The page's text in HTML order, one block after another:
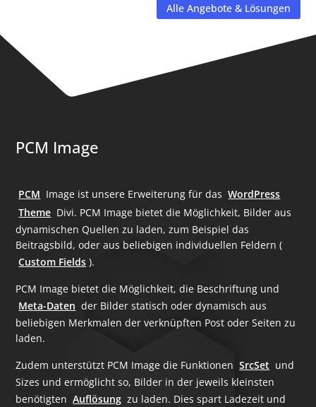
Alle Angebote & Lösungen
PCM Image
PCM Image ist unsere Erweiterung für das WordPress
Theme Divi. PCM Image bietet die Möglichkeit, Bilder aus
dynamischen Quellen zu laden, zum Beispiel das
Beitragsbild, oder aus beliebigen individuellen Feldern (
Custom Fields ).
PCM Image bietet die Möglichkeit, die Beschriftung und
Meta-Daten der Bilder statisch oder dynamisch aus
beliebigen Merkmalen der verknüpften Post oder Seiten zu
laden.
Zudem unterstützt PCM Image die Funktionen SrcSet und
Sizes und ermöglicht so, Bilder in der jeweils kleinsten
benötigten Auflösung zu laden. Dies spart Ladezeit und